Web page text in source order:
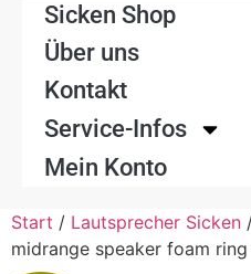
Sicken Shop
Über uns
Kontakt
Service-Infos
Mein Konto
Start / Lautsprecher Sicken
midrange speaker foam ring